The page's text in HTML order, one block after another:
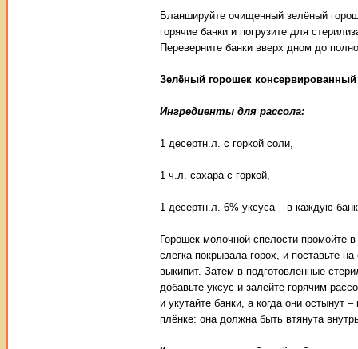
Бланшируйте очищенный зелёный
горячие банки и погрузите для
Переверните банки вверх дном до
Зелёный горошек консервированный
Ингредиенты для рассола:
1 десертн.л. с горкой соли,
1 ч.л. сахара с горкой,
1 десертн.л. 6% уксуса – в каждую
Горошек молочной спелости промойте
слегка покрывала горох, и поставьте
выкипит. Затем в подготовленные
добавьте уксус и залейте горячим
и укутайте банки, а когда они остынут
плёнке: она должна быть втянута